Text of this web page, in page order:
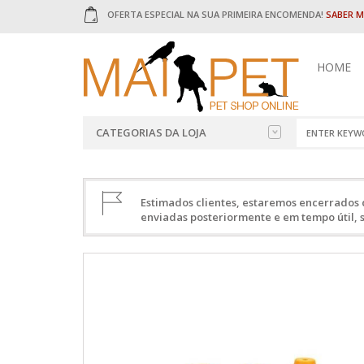
OFERTA ESPECIAL NA SUA PRIMEIRA ENCOMENDA! SABER
HOME
CATEGORIAS DA LOJA
RAÇÃO
HÚMIDOS
ADVANCE
ACANA
ALPHA
CÃES
AÇAIMES
CAMAS
AREIAS
AVES
DIVERSOS
HIGIENE
Estimados clientes, estaremos
enviadas posteriormente e em tempo útil,